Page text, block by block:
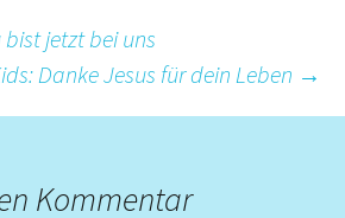
bist jetzt bei uns
Danke Jesus für dein Leben →
Kommentar